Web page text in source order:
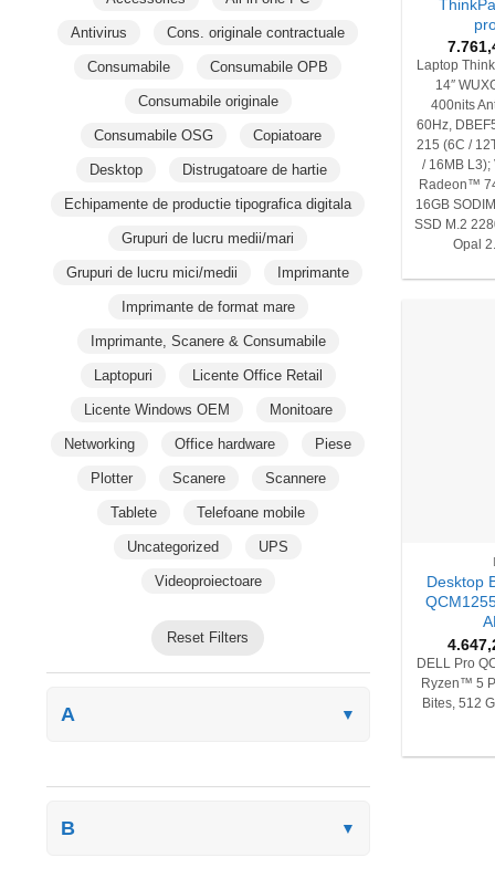
Antivirus Cons. originale contractuale
Consumabile Consumabile OPB
Consumabile originale
Consumabile OSG Copiatoare
Desktop Distrugatoare de hartie
Echipamente de productie tipografica digitala
Grupuri de lucru medii/mari
Grupuri de lucru mici/medii Imprimante
Imprimante de format mare
Imprimante, Scanere & Consumabile
Laptopuri Licente Office Retail
Licente Windows OEM Monitoare
Networking Office hardware Piese
Plotter Scanere Scannere
Tablete Telefoane mobile
Uncategorized UPS
Videoproiectoare
Reset Filters
A ▼
B ▼
Laptop
14″
400nits
60Hz,
215 (6C /
/ 16MB L3);
Radeon™
16GB
SSD M.2
Opal
Desktop
DELL Pro
Ryzen™ 5
Bites, 512